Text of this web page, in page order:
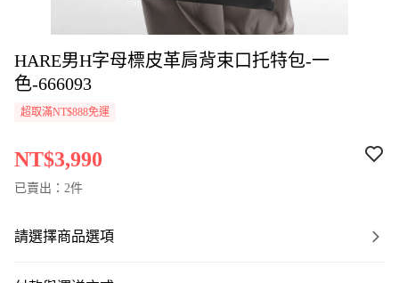
HARE男H字母標皮革肩背束口托特包-一
色-666093
超取滿NT$888免運
NT$3,990
已賣出：2件
請選擇商品選項